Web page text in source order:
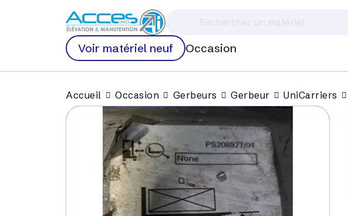
Voir matériel neuf Occasion
Accueil Occasion Gerbeurs Gerbeur UniCarriers